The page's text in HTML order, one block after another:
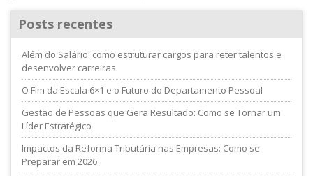
Posts recentes
Além do Salário: como estruturar cargos para reter talentos e
desenvolver carreiras
O Fim da Escala 6×1 e o Futuro do Departamento Pessoal
Gestão de Pessoas que Gera Resultado: Como se Tornar um
Líder Estratégico
Impactos da Reforma Tributária nas Empresas: Como se
Preparar em 2026